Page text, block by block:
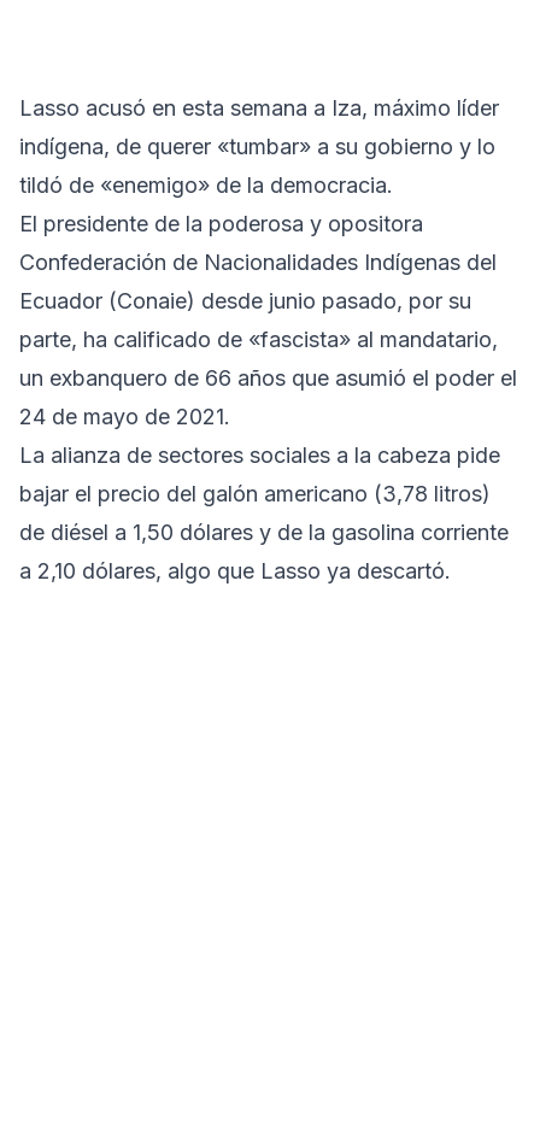
Lasso acusó en esta semana a Iza, máximo líder
indígena, de querer «tumbar» a su gobierno y lo
tildó de «enemigo» de la democracia.
El presidente de la poderosa y opositora
Confederación de Nacionalidades Indígenas del
Ecuador (Conaie) desde junio pasado, por su
parte, ha calificado de «fascista» al mandatario,
un exbanquero de 66 años que asumió el poder el
24 de mayo de 2021.
La alianza de sectores sociales a la cabeza pide
bajar el precio del galón americano (3,78 litros)
de diésel a 1,50 dólares y de la gasolina corriente
a 2,10 dólares, algo que Lasso ya descartó.